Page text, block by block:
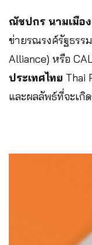
ณัชปกร นามเมือง
ข่ายรณรงค์รัฐธรร
Alliance) หรือ
ประเทศไทย Thai
และผลลัพธ์ที่จะเกิ